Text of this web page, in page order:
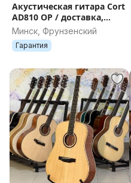
Акустическая гитара Cort
AD810 OP / доставка,
рассрочка, гарантия
Минск, Фрунзенский
Гарантия